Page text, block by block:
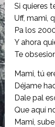
Si quieres
Uff, mami,
Pa los
Y ahora
Te
Mami, tú
Déjame
Dale pal
Que aquí
Mami,